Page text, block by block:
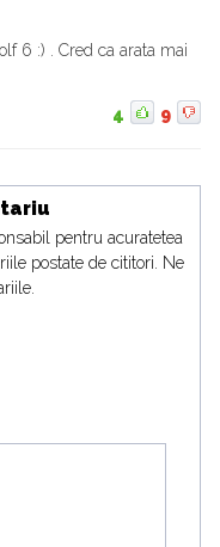
6 :) . Cred ca arata mai
4 9
pentru acuratetea
postate de cititori. Ne